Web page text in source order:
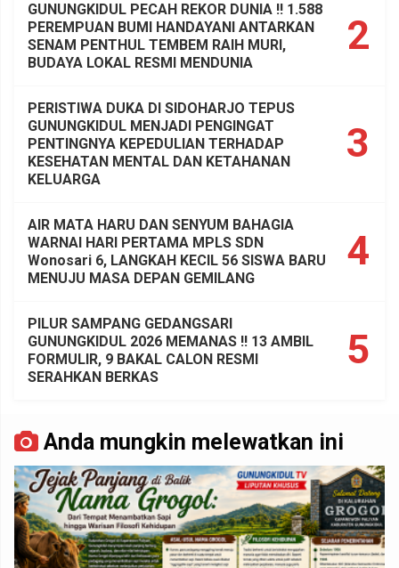
2
GUNUNGKIDUL PECAH REKOR DUNIA !! 1.588
PEREMPUAN BUMI HANDAYANI ANTARKAN
SENAM PENTHUL TEMBEM RAIH MURI,
BUDAYA LOKAL RESMI MENDUNIA
3
PERISTIWA DUKA DI SIDOHARJO TEPUS
GUNUNGKIDUL MENJADI PENGINGAT
PENTINGNYA KEPEDULIAN TERHADAP
KESEHATAN MENTAL DAN KETAHANAN
KELUARGA
4
AIR MATA HARU DAN SENYUM BAHAGIA
WARNAI HARI PERTAMA MPLS SDN
Wonosari 6, LANGKAH KECIL 56 SISWA BARU
MENUJU MASA DEPAN GEMILANG
5
PILUR SAMPANG GEDANGSARI
GUNUNGKIDUL 2026 MEMANAS !! 13 AMBIL
FORMULIR, 9 BAKAL CALON RESMI
SERAHKAN BERKAS
Anda mungkin melewatkan ini